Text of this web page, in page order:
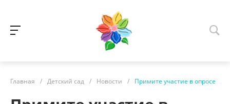
Главная / Детский сад / Новости / Примите участие в опросе